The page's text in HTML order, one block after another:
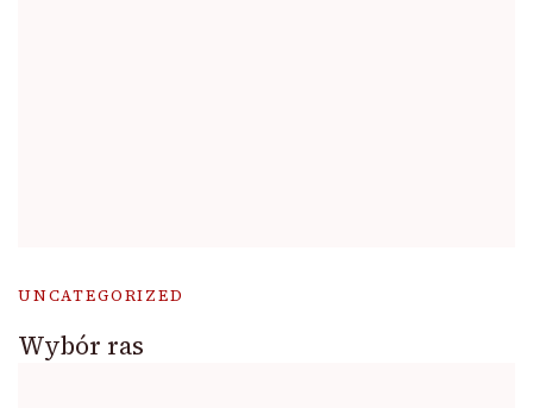
UNCATEGORIZED
Wybór ras